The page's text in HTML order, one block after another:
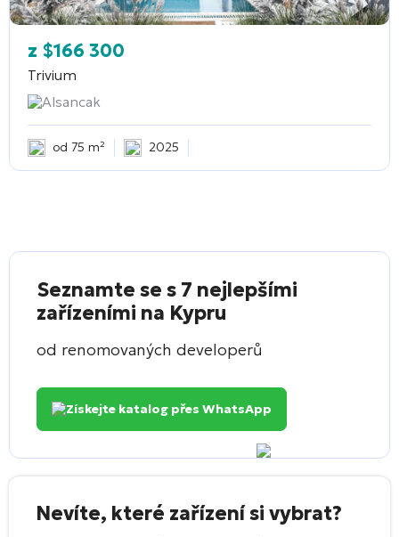
z $166 300
Trivium
Alsancak
od 75 m² 2025
Seznamte se s 7 nejlepšími
zařízeními na Kypru
od renomovaných developerů
Získejte katalog přes WhatsApp
Nevíte, které zařízení si vybrat?